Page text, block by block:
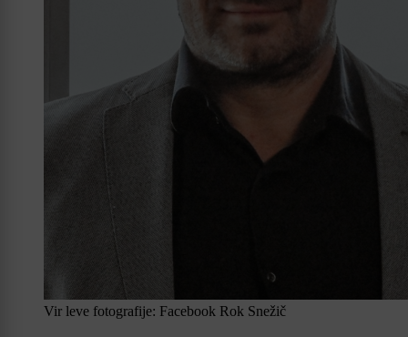
Vir leve fotografije: Facebook Rok Snežič